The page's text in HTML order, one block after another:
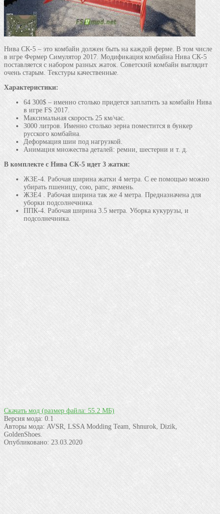
Нива СК-5 – это комбайн должен быть на каждой ферме. В том числе
в игре Фермер Симулятор 2017. Модификация комбайна Нива СК-5
поставляется с набором разных жаток. Советский комбайн выглядит
очень старым. Текстуры качественные.
Характеристики:
64 300$ – именно столько придется заплатить за комбайн Нива
в игре FS 2017.
Максимальная скорость 25 км/час.
3000 литров. Именно столько зерна поместится в бункер
русского комбайна.
Деформация шин под нагрузкой.
Анимация множества деталей: ремни, шестерни и т. д.
В комплекте с Нива СК-5 идет 3 жатки:
ЖЗЕ-4. Рабочая ширина жатки 4 метра. С ее помощью можно
убирать пшеницу, сою, рапс, ячмень.
ЖЗЕ4 . Рабочая ширина так же 4 метра. Предназначена для
уборки подсолнечника.
ППК-4. Рабочая ширина 3.5 метра. Уборка кукурузы, и
подсолнечника.
Скачать мод (размер файла: 55.2 МБ)
Версия мода: 0.1
Авторы мода: AVSR, LSSA Modding Team, Shnurok, Dizik,
GoldenShoes.
Опубликовано: 23.03.2020